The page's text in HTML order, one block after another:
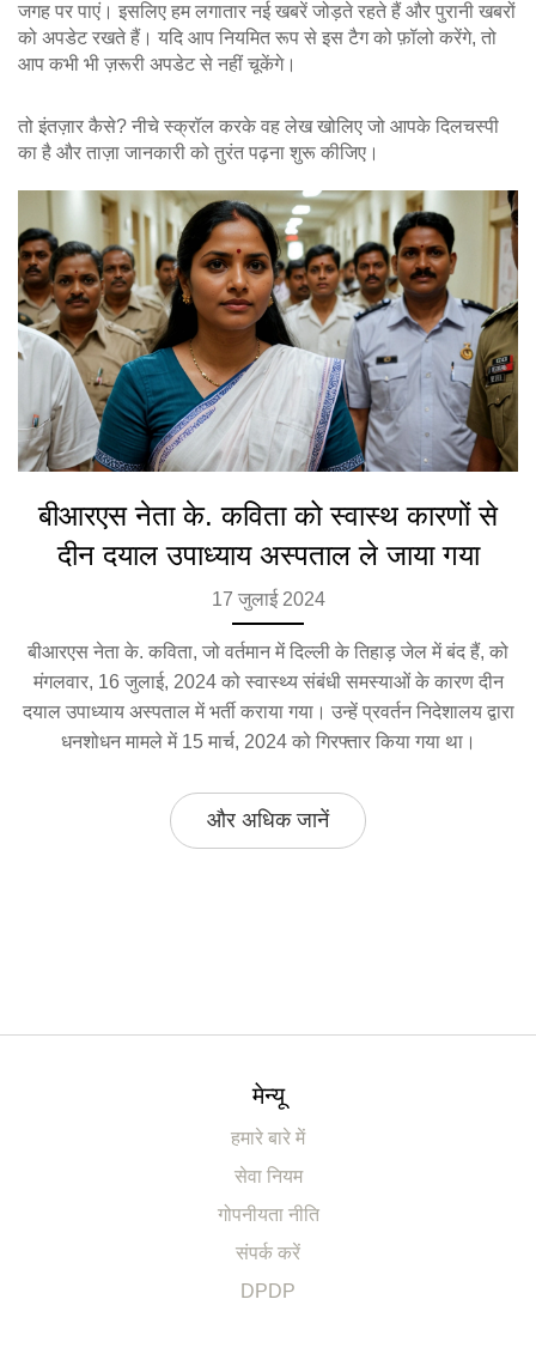
जगह पर पाएं। इसलिए हम लगातार नई खबरें जोड़ते रहते हैं और पुरानी खबरों
को अपडेट रखते हैं। यदि आप नियमित रूप से इस टैग को फ़ॉलो करेंगे, तो
आप कभी भी ज़रूरी अपडेट से नहीं चूकेंगे।
तो इंतज़ार कैसे? नीचे स्क्रॉल करके वह लेख खोलिए जो आपके दिलचस्पी
का है और ताज़ा जानकारी को तुरंत पढ़ना शुरू कीजिए।
बीआरएस नेता के. कविता को स्वास्थ कारणों से
दीन दयाल उपाध्याय अस्पताल ले जाया गया
17 जुलाई 2024
बीआरएस नेता के. कविता, जो वर्तमान में दिल्ली के तिहाड़ जेल में बंद हैं, को
मंगलवार, 16 जुलाई, 2024 को स्वास्थ्य संबंधी समस्याओं के कारण दीन
दयाल उपाध्याय अस्पताल में भर्ती कराया गया। उन्हें प्रवर्तन निदेशालय द्वारा
धनशोधन मामले में 15 मार्च, 2024 को गिरफ्तार किया गया था।
और अधिक जानें
मेन्यू
हमारे बारे में
सेवा नियम
गोपनीयता नीति
संपर्क करें
DPDP